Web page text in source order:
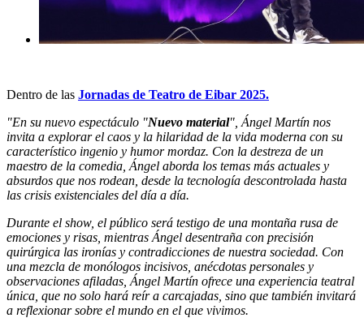
Dentro de las Jornadas de Teatro de Eibar 2025.
"En su nuevo espectáculo "Nuevo material", Ángel Martín nos
invita a explorar el caos y la hilaridad de la vida moderna con su
característico ingenio y humor mordaz. Con la destreza de un
maestro de la comedia, Ángel aborda los temas más actuales y
absurdos que nos rodean, desde la tecnología descontrolada hasta
las crisis existenciales del día a día.
Durante el show, el público será testigo de una montaña rusa de
emociones y risas, mientras Ángel desentraña con precisión
quirúrgica las ironías y contradicciones de nuestra sociedad. Con
una mezcla de monólogos incisivos, anécdotas personales y
observaciones afiladas, Ángel Martín ofrece una experiencia teatral
única, que no solo hará reír a carcajadas, sino que también invitará
a reflexionar sobre el mundo en el que vivimos.